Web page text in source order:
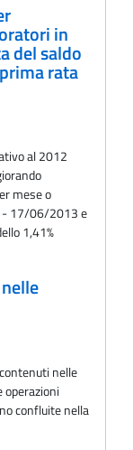
in
del saldo
rata
al 2012
mese o
- 17/06/2013 e
1,41%
nelle
operazioni
confluite nella